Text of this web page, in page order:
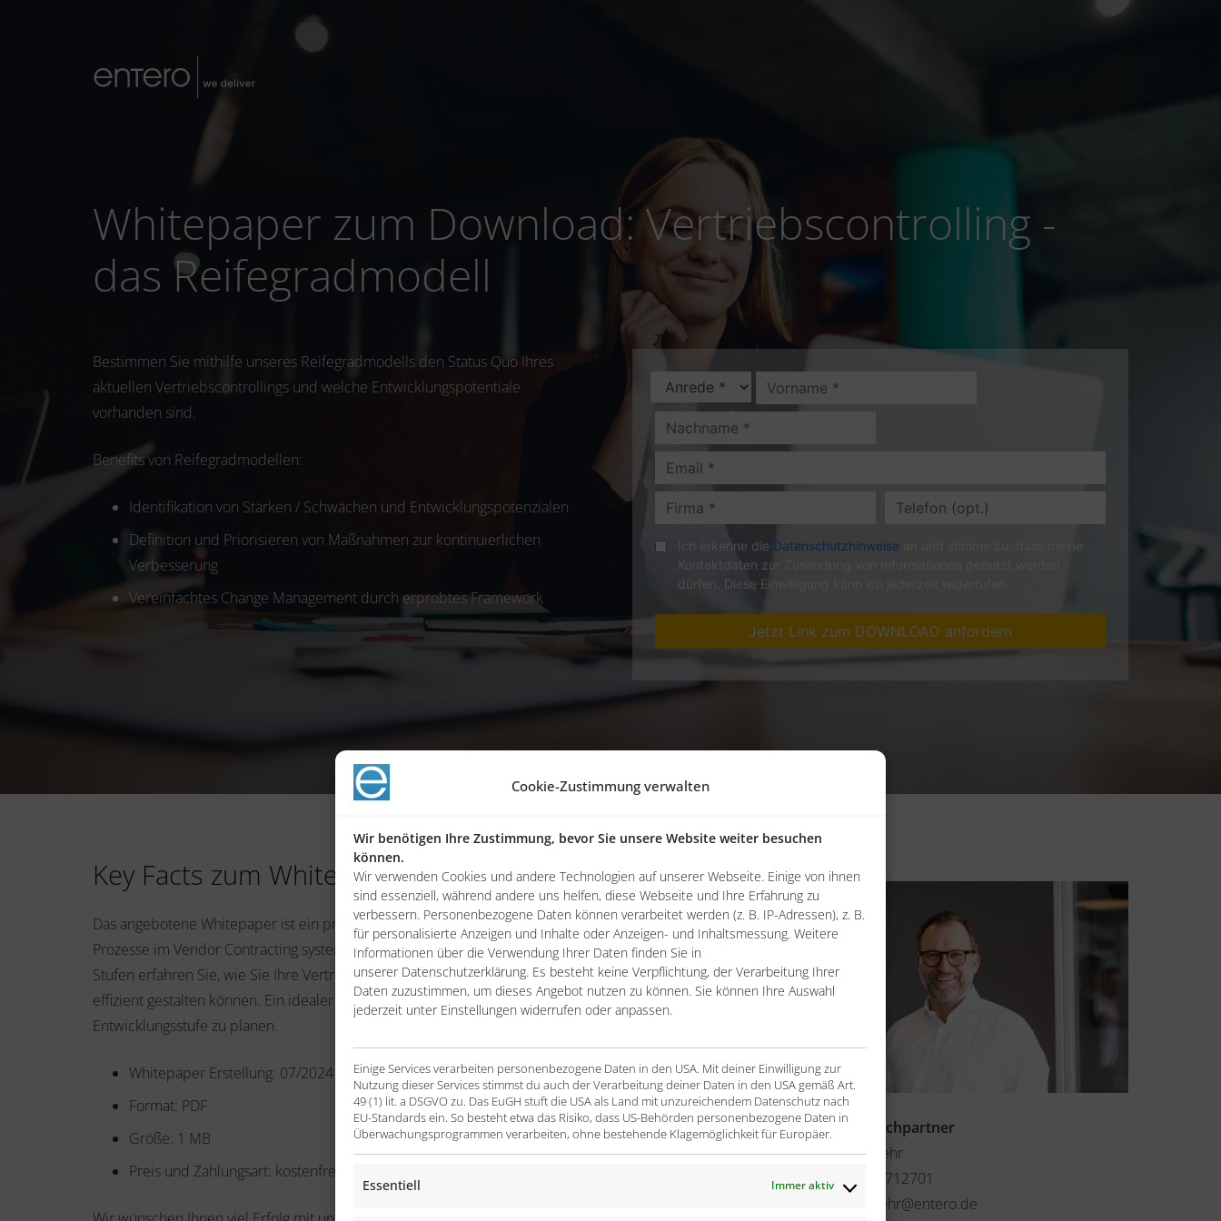
Cookie-Zustimmung verwalten
Wir benötigen Ihre Zustimmung, bevor Sie unsere Website weiter besuchen
können.
Wir verwenden Cookies und andere Technologien auf unserer Webseite. Einige von ihnen
sind essenziell, während andere uns helfen, diese Webseite und Ihre Erfahrung zu
verbessern. Personenbezogene Daten können verarbeitet werden (z. B. IP-Adressen), z. B.
für personalisierte Anzeigen und Inhalte oder Anzeigen- und Inhaltsmessung. Weitere
Informationen über die Verwendung Ihrer Daten finden Sie in
unserer Datenschutzerklärung. Es besteht keine Verpflichtung, der Verarbeitung Ihrer
Daten zuzustimmen, um dieses Angebot nutzen zu können. Sie können Ihre Auswahl
jederzeit unter Einstellungen widerrufen oder anpassen.
Einige Services verarbeiten personenbezogene Daten in den USA. Mit deiner Einwilligung zur
Nutzung dieser Services stimmst du auch der Verarbeitung deiner Daten in den USA gemäß Art.
49 (1) lit. a DSGVO zu. Das EuGH stuft die USA als Land mit unzureichendem Datenschutz nach
EU-Standards ein. So besteht etwa das Risiko, dass US-Behörden personenbezogene Daten in
Überwachungsprogrammen verarbeiten, ohne bestehende Klagemöglichkeit für Europäer.
Essentiell Immer aktiv
Whitepaper zum Download: Vertriebscontrolling -
das Reifegradmodell
Bestimmen Sie mithilfe unseres Reifegradmodells den Status Quo Ihres
aktuellen Vertriebscontrollings und welche Entwicklungspotentiale
vorhanden sind.
Benefits von Reifegradmodellen:
Identifikation von Stärken / Schwächen und Entwicklungspotenzialen
Definition und Priorisieren von Maßnahmen zur kontinuierlichen
Verbesserung
Vereinfachtes Change Management durch erprobtes Framework
Key Facts zum Whitepaper
Das angebotene Whitepaper ist ein praxisorientierter Leitfaden auf 12 Seiten, der Ihnen hilft, Ihre
Prozesse im Vendor Contracting systematisch zu bewerten und zu optimieren. Anhand klarer Reifegrad-
Stufen erfahren Sie, wie Sie Ihre Vertrags-, Lieferanten- und Compliance-Workflows digitalisieren und
effizient gestalten können. Ein idealer Einstieg, um den Status quo zu analysieren und gezielt Ihre nächste
Entwicklungsstufe zu planen.
Whitepaper Erstellung: 07/2024
Format: PDF
Größe: 1 MB
Preis und Zahlungsart: kostenfrei
Ihr Ansprechpartner
Christian Behr
+49 6196 7712701
christian.behr@entero.de